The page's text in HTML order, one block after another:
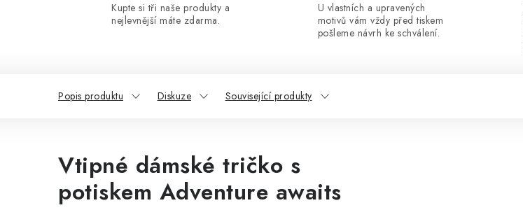
Kupte si tři naše produkty a
nejlevnější máte zdarma.
U vlastních a upravených
motivů vám vždy před tiskem
pošleme návrh ke schválení.
Popis produktu Diskuze Související produkty
Vtipné dámské tričko s
potiskem Adventure awaits